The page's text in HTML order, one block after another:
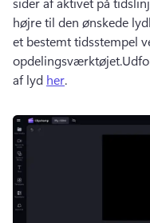
højre til den ønskede
et bestemt tidsstempel
af lyd her.